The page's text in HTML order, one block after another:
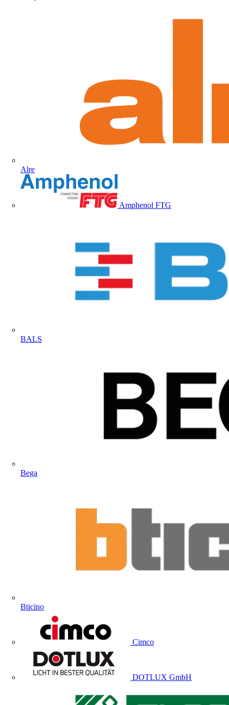
Alre
Amphenol FTG
BALS
Bega
Bticino
Cimco
DOTLUX GmbH